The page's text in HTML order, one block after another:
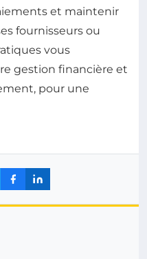
et maintenir
fournisseurs ou
vous
gestion financière et
pour une